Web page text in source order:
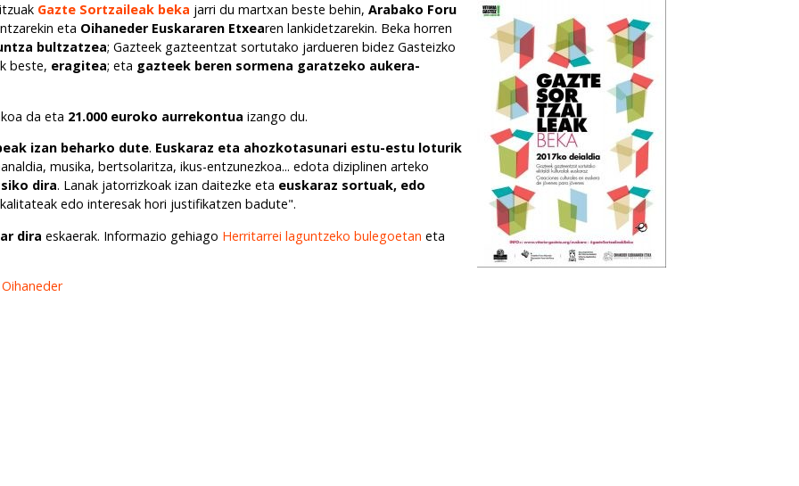
Gazte Sortzaileak beka jarri du martxan beste behin,Arabako Foru
eta Oihaneder Euskararen Etxearen lankidetzarekin. Beka horren
bultzatzea; Gazteek gazteentzat sortutako jardueren bidez Gasteizko
beste, eragitea; eta gazteek beren sormena garatzeko aukera-
koa da eta 21.000 euroko aurrekontua izango du.
izan beharko dute. Euskaraz eta ahozkotasunari estu-estu loturik
musika, bertsolaritza, ikus-entzunezkoa... edota diziplinen arteko
dira. Lanak jatorrizkoak izan daitezke eta euskaraz sortuak, edo
edo interesak hori justifikatzen badute".
dira eskaerak. Informazio gehiago Herritarrei laguntzeko bulegoetaneta
Oihaneder